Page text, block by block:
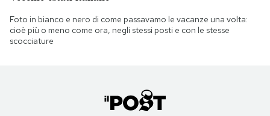
Foto in bianco e nero di come passavamo le vacanze una volta:
cioè più o meno come ora, negli stessi posti e con le stesse
scocciature